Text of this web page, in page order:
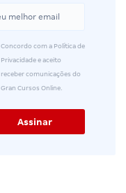
Concordo com a Política de
Privacidade e aceito
receber comunicações do
Gran Cursos Online.